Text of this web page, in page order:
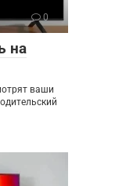
0
на
ваши